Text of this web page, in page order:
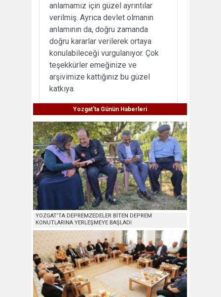
anlamamız için güzel ayrıntılar
verilmiş. Ayrıca devlet olmanın
anlamının da, doğru zamanda
doğru kararlar verilerek ortaya
konulabileceği vurgulanıyor. Çok
teşekkürler emeğinize ve
arşivimize kattığınız bu güzel
katkıya.
Yozgat'ta Günün Haberleri
YOZGAT’TA DEPREMZEDELER BİTEN DEPREM
KONUTLARINA YERLEŞMEYE BAŞLADI